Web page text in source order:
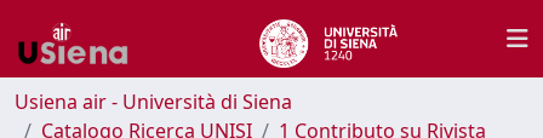
Usiena air - Università di Siena
Catalogo Ricerca UNISI
1 Contributo su Rivista